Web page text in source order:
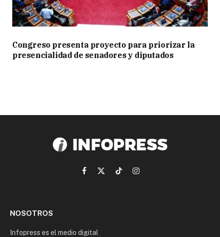
Congreso presenta proyecto para priorizar la
presencialidad de senadores y diputados
Facebook
X
TikTokInstagram
NOSOTROS
Infopress es el medio digital